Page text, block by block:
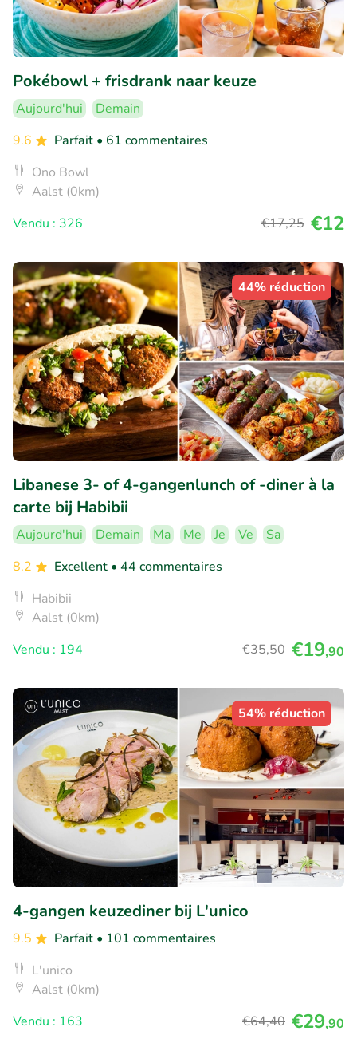
Pokébowl + frisdrank naar keuze
Aujourd'hui
Demain
9.6
Parfait • 61 commentaires
Ono Bowl
Aalst (0km)
Vendu : 326
€17,25 €12
44% réduction
Libanese 3- of 4-gangenlunch of -diner à la
carte bij Habibii
Aujourd'hui Demain Ma Me Je Ve
Sa
8.2
Excellent • 44 commentaires
Habibii
Aalst (0km)
Vendu : 194
€35,50 €19,90
54% réduction
4-gangen keuzediner bij L'unico
9.5 Parfait • 101 commentaires
L'unico
Aalst (0km)
Vendu : 163
€64,40 €29,90